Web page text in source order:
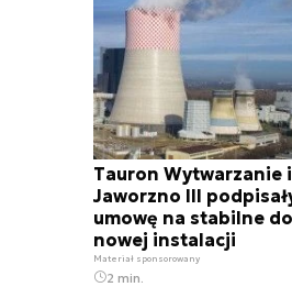
Tauron Wytwarzanie i
Jaworzno III
umowę na stabilne
nowej instalacji
Materiał sponsorowany
2 min.